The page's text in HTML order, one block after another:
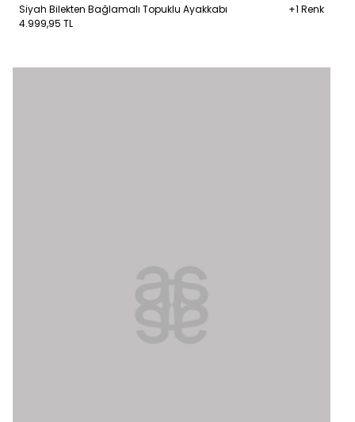
Siyah Bilekten Bağlamalı Topuklu Ayakkabı
+1 Renk
4.999,95 TL